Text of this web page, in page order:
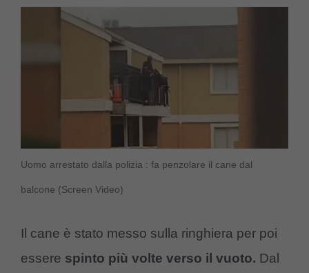
Uomo arrestato dalla polizia : fa penzolare il cane dal
balcone (Screen Video)
Il cane è stato messo sulla ringhiera per poi
essere spinto più volte verso il vuoto. Dal